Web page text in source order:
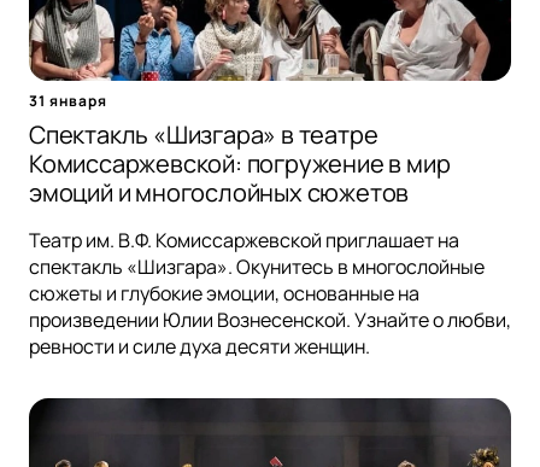
31 января
Спектакль «Шизгара» в театре
Комиссаржевской: погружение в мир
эмоций и многослойных сюжетов
Театр им. В.Ф. Комиссаржевской приглашает на
спектакль «Шизгара». Окунитесь в многослойные
сюжеты и глубокие эмоции, основанные на
произведении Юлии Вознесенской. Узнайте о любви,
ревности и силе духа десяти женщин.